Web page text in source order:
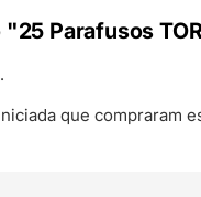
Parafusos
que compraram